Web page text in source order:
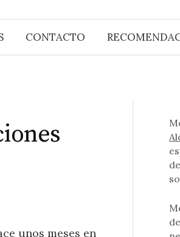
CONTACTO
en NTFS-3G, escribiendo en
unos meses en